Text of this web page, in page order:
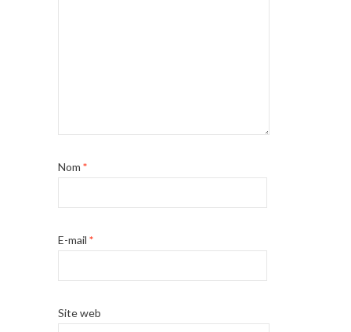
Nom *
E-mail *
Site web